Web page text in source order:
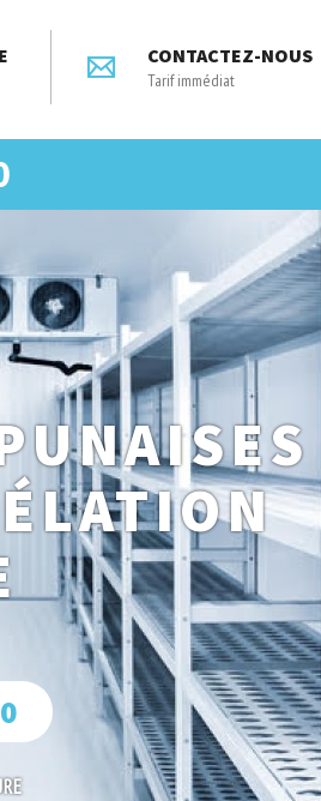
CONTACTEZ-NOUS
Tarif immédiat